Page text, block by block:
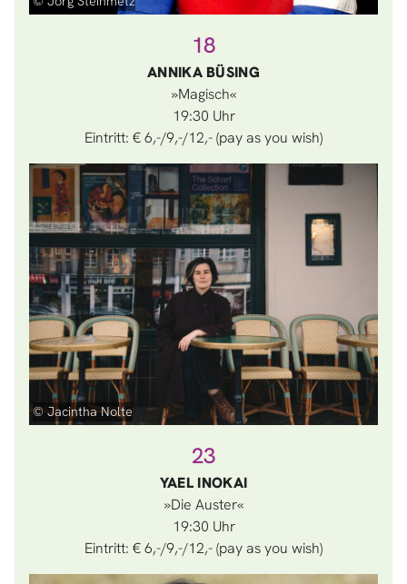
18
ANNIKA BÜSING
»Magisch«
19:30
Eintritt: € 6,-/9,-/12,- (pay as you wish)
© Jacintha Nolte
23
YAEL INOKAI
»Die Auster«
19:30
Eintritt: € 6,-/9,-/12,- (pay as you wish)